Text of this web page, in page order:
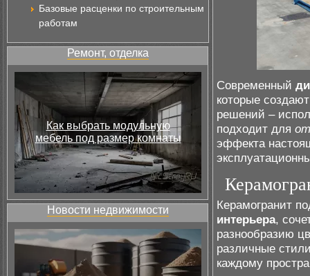
Базовые расценки по строительным
работам
Ремонт, отделка
Как выбрать модульную
мебель под размер комнаты
Новости недвижимости
Современный
которые
решений –
подходит для
эффекта
Керамогранит
интерьера,
разнообразию
различные
каждому